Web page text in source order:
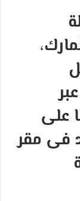
على
فى مقر